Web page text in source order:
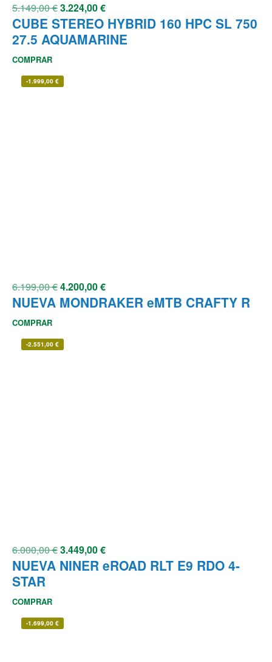
5.149,00€3.224,00€
CUBE STEREO HYBRID 160 HPC SL 750
27.5 AQUAMARINE
COMPRAR
-1.999,00 €
6.199,00€4.200,00€
NUEVA MONDRAKER eMTB CRAFTY R
COMPRAR
-2.551,00 €
6.000,00€3.449,00€
NUEVA NINER eROAD RLT E9 RDO 4-
STAR
COMPRAR
-1.699,00 €